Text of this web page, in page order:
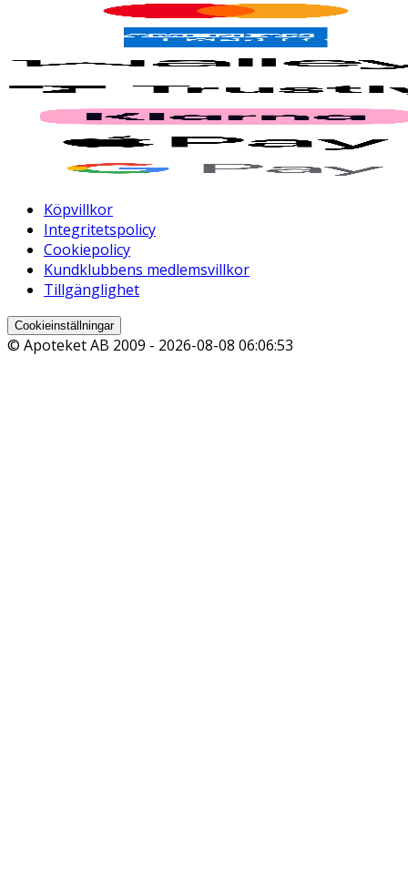
Köpvillkor
Integritetspolicy
Cookiepolicy
Kundklubbens medlemsvillkor
Tillgänglighet
Cookieinställningar
© Apoteket AB 2009 - 2026-08-08 06:06:53